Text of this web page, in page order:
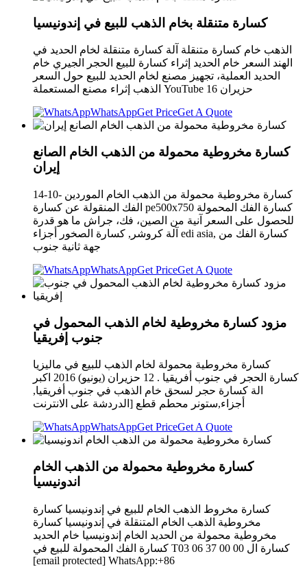
كسارة متنقلة بخام الذهب للبيع في إندونيسيا
الذهب خام كسارة متنقلة آلة كسارة متنقلة لخام الحديد في
الهند السعر خام الحديد إثراء كسارة للبيع الحجر الجيري خام
الحديد العملية، تجهيز مصنع لخام الحديد للبيع حول السعر
الذهب إثراء مصنع المستعملة YouTube 16 حزيران
WhatsAppGet PriceGet A Quote
كسارة مخروطية محمولة من الذهب الخام الصانع
إيران
كسارة مخروطية محمولة من الذهب الخام الموردين -10-14
الفك المنقولة عن كسارة pe500x750 كسارة الفك المحمولة
للحصول على السعر آنية من الصين، فك، جراش ما هو قدرة
آلة كروشر, كسارة الصخور أجزاء edi asia, كسارة الفك من
جهة ثانية جنوب
WhatsAppGet PriceGet A Quote
مزود كسارة مخروطية لخام الذهب المحمول في
جنوب إفريقيا
كسارة مخروطية محمولة لخام الذهب للبيع في ماليزيا
كسارة الحجر في جنوب أفريقيا . 12 حزيران (يونيو) 2016 اكبر
الة كسارة حجر لسحق خام الذهب في جنوب أفريقيا,
أجزاء,ستونر محطم قطع [الدردشة على الانترنت
WhatsAppGet PriceGet A Quote
كسارة مخروطية محمولة من الذهب الخام
اندونيسيا
كسارة مخروط الذهب الخام للبيع في إندونيسيا كسارة
مخروطية الذهب الخام المتنقلة في إندونيسيا كسارة
مخروطية محمولة من الحديد الخام إندونيسيا خام الحديد
كسارة الفك المحمولة للبيع في T03 06 37 00 00 كسارة ال
[email protected] WhatsApp:+86